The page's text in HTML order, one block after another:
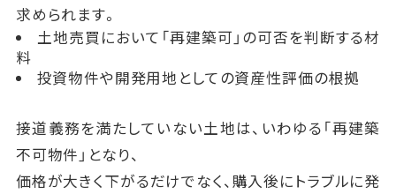
求められます。
土地売買において「再建築可」の可否を判断する材
料
投資物件や開発用地としての資産性評価の根拠
接道義務を満たしていない土地は、いわゆる「再建築
不可物件」となり、
価格が大きく下がるだけでなく、購入後にトラブルに発